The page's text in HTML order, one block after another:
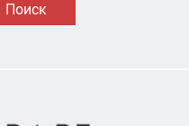
Поиск